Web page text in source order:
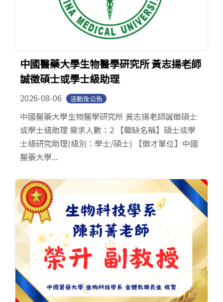
中國醫藥大學生物醫學研究所 黃志揚老師
誠徵碩士或學士級助理
2026-08-06 活動及公告
中國醫藥大學生物醫學研究所 黃志揚老師誠徵碩士
或學士級助理 需求人數：2 【職缺名稱】碩士或學
士級研究助理(級別：學士/碩士) 【徵才單位】中國
醫藥大學...